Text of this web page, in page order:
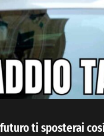
ti sposterai